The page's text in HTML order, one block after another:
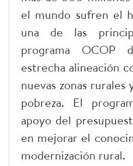
el mundo sufren el
una de las
programa OCOP
estrecha alineación
nuevas zonas
pobreza. El
apoyo del
en mejorar el
modernización rural.